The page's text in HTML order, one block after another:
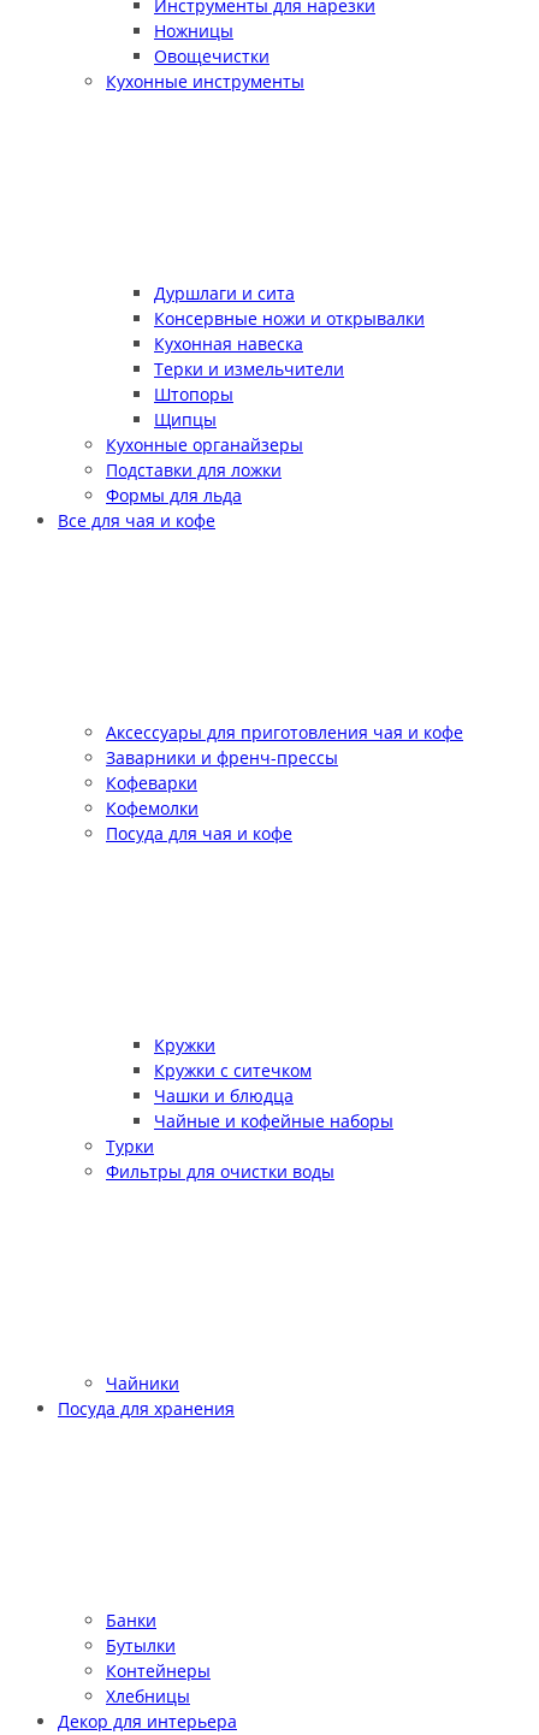
Инструменты для нарезки
Ножницы
Овощечистки
Кухонные инструменты
Дуршлаги и сита
Консервные ножи и открывалки
Кухонная навеска
Терки и измельчители
Штопоры
Щипцы
Кухонные органайзеры
Подставки для ложки
Формы для льда
Все для чая и кофе
Аксессуары для приготовления чая и кофе
Заварники и френч-прессы
Кофеварки
Кофемолки
Посуда для чая и кофе
Кружки
Кружки с ситечком
Чашки и блюдца
Чайные и кофейные наборы
Турки
Фильтры для очистки воды
Чайники
Посуда для хранения
Банки
Бутылки
Контейнеры
Хлебницы
Декор для интерьера